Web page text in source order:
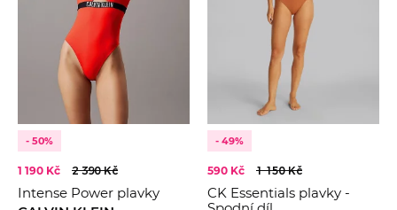
- 50%
1 190 Kč 2 390 Kč
Intense Power plavky
- 49%
590 Kč 1 150 Kč
CK Essentials plavky -